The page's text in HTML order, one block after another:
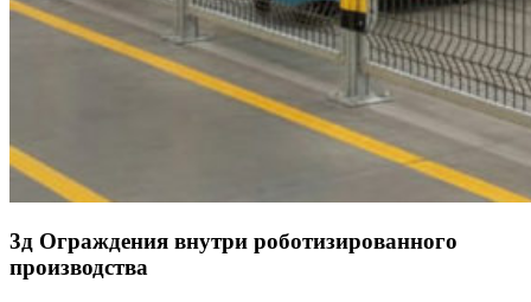
3д Ограждения внутри роботизированного
производства